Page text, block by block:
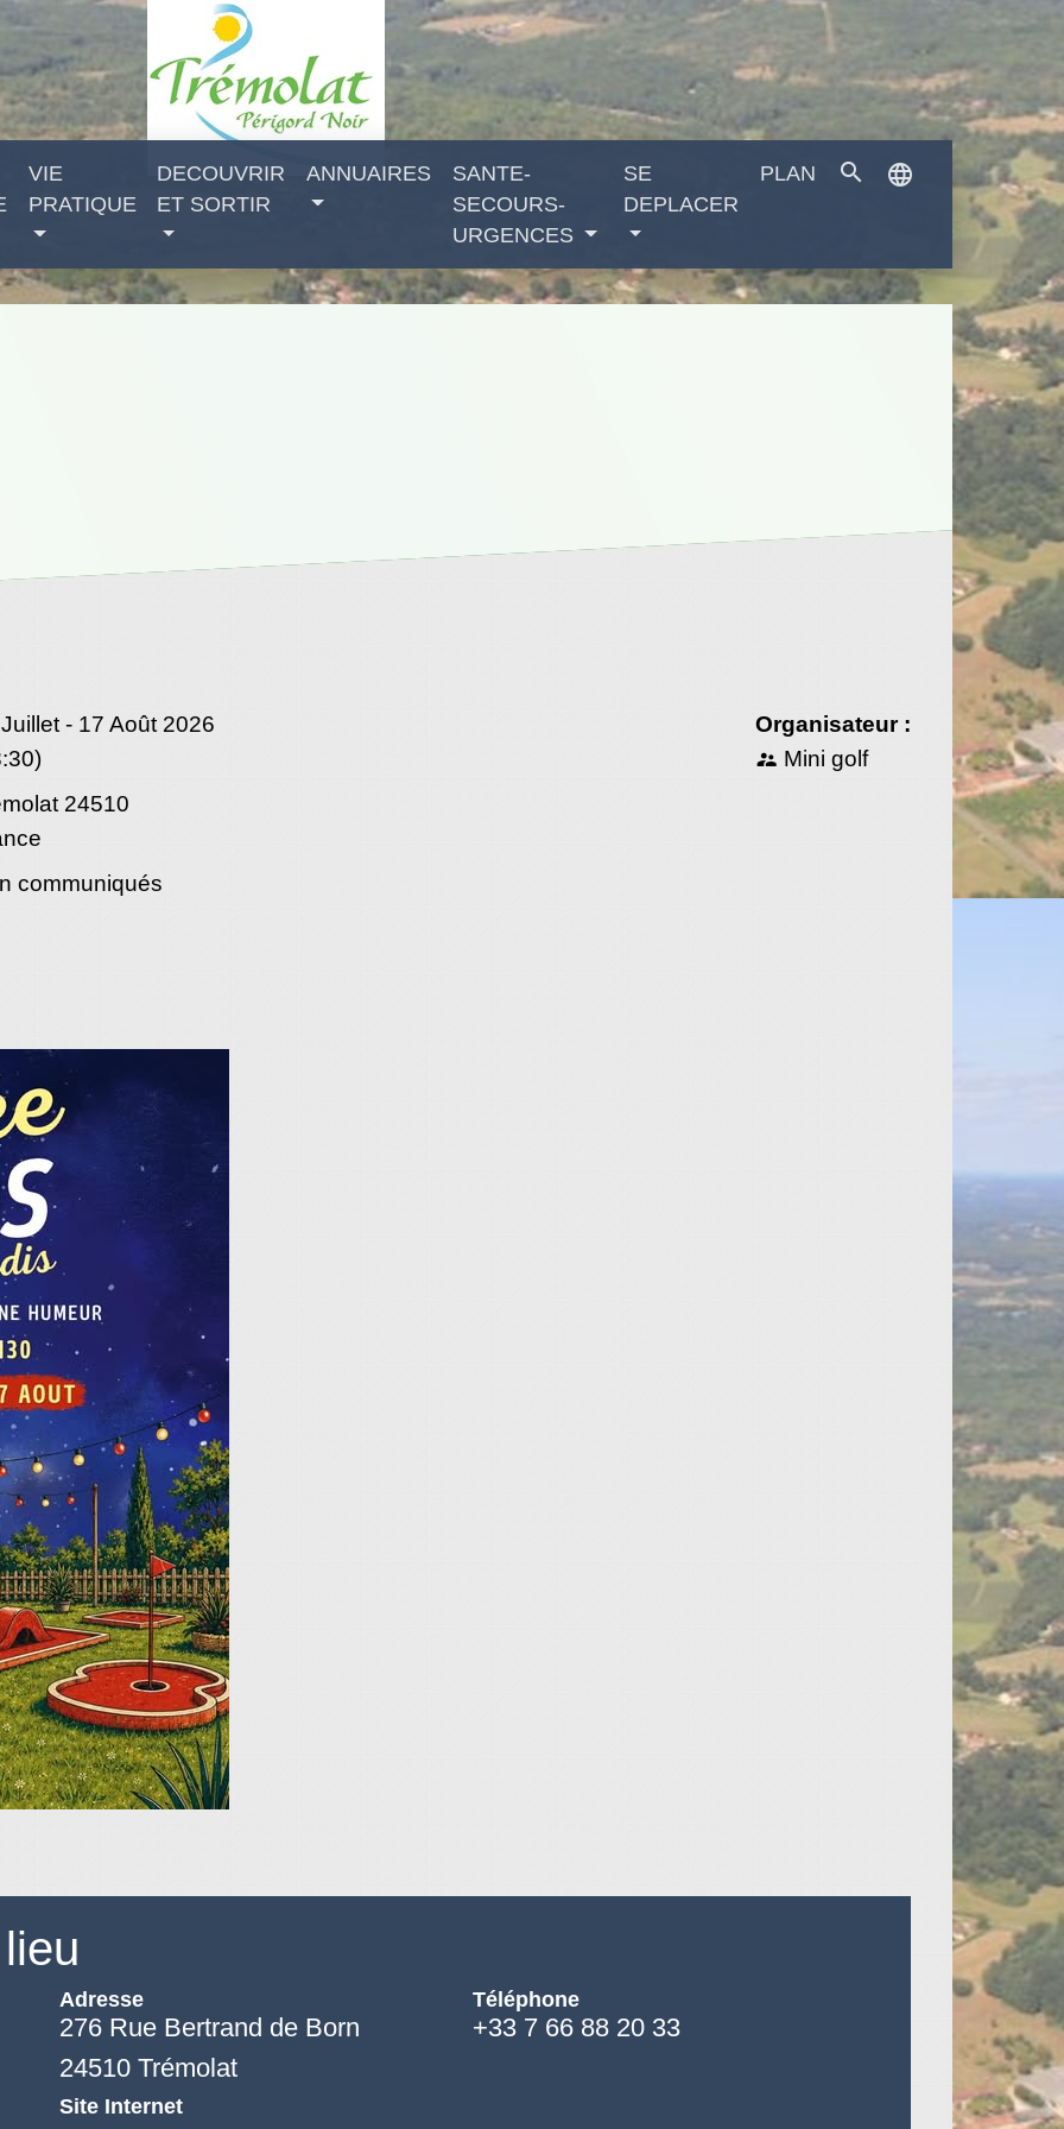
VIE
PRATIQUE
DECOUVRIR
ET SORTIR
ANNUAIRES
SANTE-
SECOURS-
URGENCES
SE
DEPLACER
PLAN search language
- 17 Août 2026
24510
communiqués
Organisateur :
supervisor_account Mini golf
Adresse
276 Rue Bertrand de Born
24510 Trémolat
Téléphone
+33 7 66 88 20 33
Site Internet